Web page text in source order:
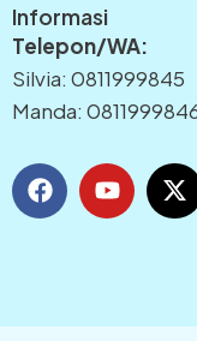
Informasi
Telepon/WA:
Silvia: 0811999845
Manda:
F
a
c
o
Y
o
u
e
X
-
t
t